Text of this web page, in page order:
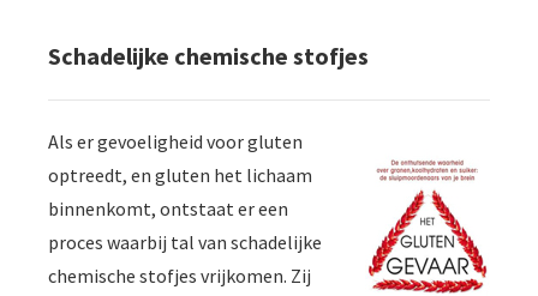
Schadelijke chemische stofjes
Als er gevoeligheid voor gluten
optreedt, en gluten het lichaam
binnenkomt, ontstaat er een
proces waarbij tal van schadelijke
chemische stofjes vrijkomen. Zij